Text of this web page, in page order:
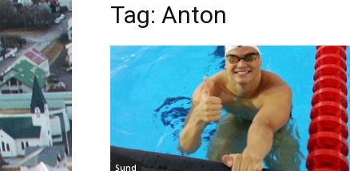
Tag: Anton
Sund